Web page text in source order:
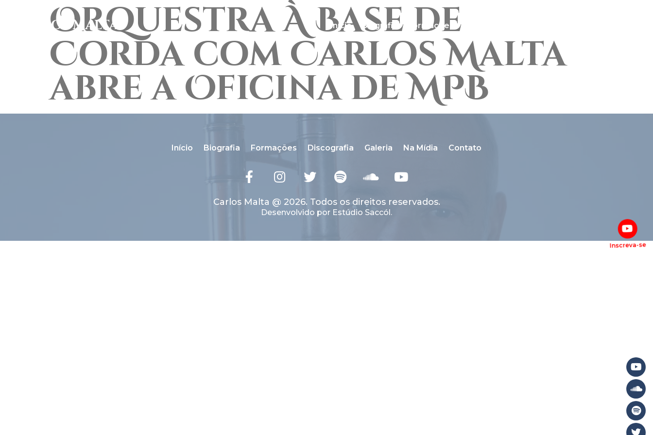
Carlos Malta Início Biografia Formações
Inscreva-se
Orquestra À Base de
Corda com Carlos Malta
abre a Oficina de MPB
Início Biografia Formações Discografia Galeria Na Mídia Contato
Carlos Malta @ 2026. Todos os direitos reservados.
Desenvolvido por Estúdio Saccól.